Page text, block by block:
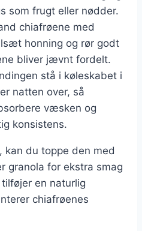
som frugt eller nødder.
chiafrøene med
honning og rør godt
bliver jævnt fordelt.
stå i køleskabet i
natten over, så
væsken og
konsistens.
kan du toppe den med
granola for ekstra smag
en naturlig
chiafrøenes